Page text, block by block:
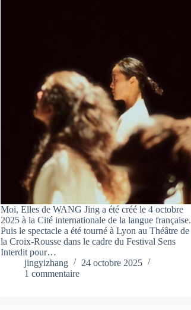
Moi, Elles de WANG Jing a été créé le 4 octobre
2025 à la Cité internationale de la langue française.
Puis le spectacle a été tourné à Lyon au Théâtre de
la Croix-Rousse dans le cadre du Festival Sens
Interdit pour…
jingyizhang
24 octobre 2025
1 commentaire